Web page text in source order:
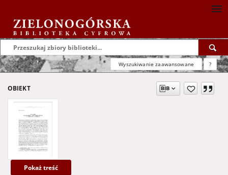
Wyszukiwanie zaawansowane ?
OBIEKT
Pokaż treść